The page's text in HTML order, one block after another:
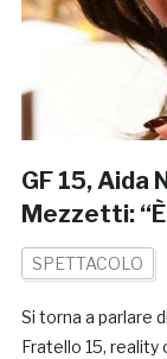
GF 15,
Mezzetti:
SPETTACOLO
Si torna a parlare
Fratello 15, reality